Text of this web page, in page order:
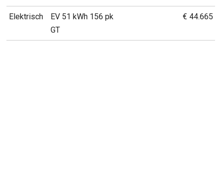
Elektrisch
EV 51 kWh 156 pk
GT
€ 44.665